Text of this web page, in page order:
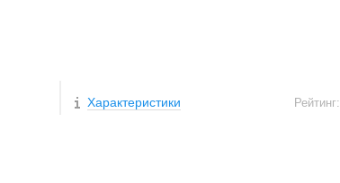
Характеристики Рейтинг: